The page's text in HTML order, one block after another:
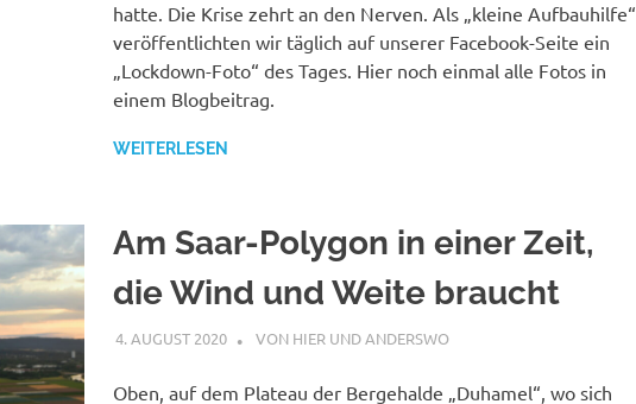
hatte. Die Krise zehrt an den Nerven. Als „kleine Aufbauhilfe“
veröffentlichten wir täglich auf unserer Facebook-Seite ein
„Lockdown-Foto“ des Tages. Hier noch einmal alle Fotos in
einem Blogbeitrag.
WEITERLESEN
Am Saar-Polygon in einer Zeit,
die Wind und Weite braucht
4. AUGUST 2020 STEPHAN
VON HIER UND ANDERSWO
Oben, auf dem Plateau der Bergehalde „Duhamel“, wo sich